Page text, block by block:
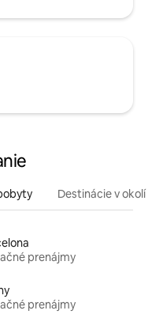
Destinácie v okolí
prenájmy
prenájmy